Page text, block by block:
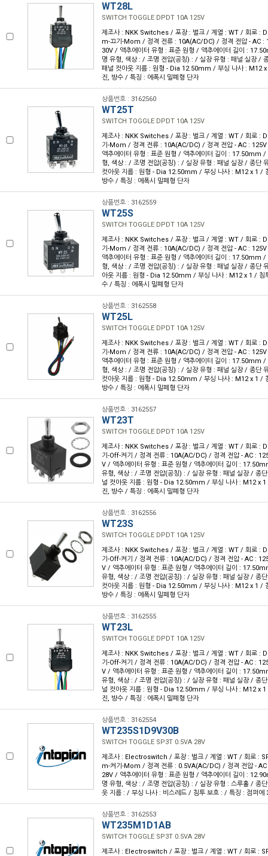
WT28L
SWITCH TOGGLE DPDT 10A 125V
제조사 : NKK Switches / 포장 : 벌크 / 계열 : WT / 회로 :
m-끄기-Mom / 정격 전류 : 10A(AC/DC) / 정격 전압 - AC :
30V / 액추에이터 유형 : 표준 원형 / 액추에이터 길이 :
명 유형, 색상 : / 조명 전압(공칭) : / 실장 유형 : 패널 실장 /
패널 컷아웃 지름 : 원형 - Dia 12.50mm / 부싱 나사 : M12
진, 방수 / 특징 : 에폭시 밀폐형 단자
상품번호 : 3162560
WT25T
SWITCH TOGGLE DPDT 10A 125V
제조사 : NKK Switches / 포장 : 벌크 / 계열 : WT / 회로 :
기-Mom / 정격 전류 : 10A(AC/DC) / 정격 전압 - AC :
액추에이터 유형 : 표준 원형 / 액추에이터 길이 : 17.50mm
형, 색상 : / 조명 전압(공칭) : / 실장 유형 : 패널 실장 / 종단
컷아웃 지름 : 원형 - Dia 12.50mm / 부싱 나사 : M12 x 1 /
방수 / 특징 : 에폭시 밀폐형 단자
상품번호 : 3162559
WT25S
SWITCH TOGGLE DPDT 10A 125V
제조사 : NKK Switches / 포장 : 벌크 / 계열 : WT / 회로 :
기-Mom / 정격 전류 : 10A(AC/DC) / 정격 전압 - AC :
액추에이터 유형 : 표준 원형 / 액추에이터 길이 : 17.50mm
형, 색상 : / 조명 전압(공칭) : / 실장 유형 : 패널 실장 / 종단
아웃 지름 : 원형 - Dia 12.50mm / 부싱 나사 : M12 x 1 / 침
수 / 특징 : 에폭시 밀폐형 단자
상품번호 : 3162558
WT25L
SWITCH TOGGLE DPDT 10A 125V
제조사 : NKK Switches / 포장 : 벌크 / 계열 : WT / 회로 :
기-Mom / 정격 전류 : 10A(AC/DC) / 정격 전압 - AC :
액추에이터 유형 : 표준 원형 / 액추에이터 길이 : 17.50mm
형, 색상 : / 조명 전압(공칭) : / 실장 유형 : 패널 실장 / 종단
컷아웃 지름 : 원형 - Dia 12.50mm / 부싱 나사 : M12 x 1 /
방수 / 특징 : 에폭시 밀폐형 단자
상품번호 : 3162557
WT23T
SWITCH TOGGLE DPDT 10A 125V
제조사 : NKK Switches / 포장 : 벌크 / 계열 : WT / 회로 :
기-Off-켜기 / 정격 전류 : 10A(AC/DC) / 정격 전압 - AC :
V / 액추에이터 유형 : 표준 원형 / 액추에이터 길이 :
유형, 색상 : / 조명 전압(공칭) : / 실장 유형 : 패널 실장 / 종
널 컷아웃 지름 : 원형 - Dia 12.50mm / 부싱 나사 : M12 x
진, 방수 / 특징 : 에폭시 밀폐형 단자
상품번호 : 3162556
WT23S
SWITCH TOGGLE DPDT 10A 125V
제조사 : NKK Switches / 포장 : 벌크 / 계열 : WT / 회로 :
기-Off-켜기 / 정격 전류 : 10A(AC/DC) / 정격 전압 - AC :
V / 액추에이터 유형 : 표준 원형 / 액추에이터 길이 :
유형, 색상 : / 조명 전압(공칭) : / 실장 유형 : 패널 실장 / 종
컷아웃 지름 : 원형 - Dia 12.50mm / 부싱 나사 : M12 x 1 /
방수 / 특징 : 에폭시 밀폐형 단자
상품번호 : 3162555
WT23L
SWITCH TOGGLE DPDT 10A 125V
제조사 : NKK Switches / 포장 : 벌크 / 계열 : WT / 회로 :
기-Off-켜기 / 정격 전류 : 10A(AC/DC) / 정격 전압 - AC :
V / 액추에이터 유형 : 표준 원형 / 액추에이터 길이 :
유형, 색상 : / 조명 전압(공칭) : / 실장 유형 : 패널 실장 / 종
널 컷아웃 지름 : 원형 - Dia 12.50mm / 부싱 나사 : M12 x
진, 방수 / 특징 : 에폭시 밀폐형 단자
상품번호 : 3162554
WT235S1D9V30B
SWITCH TOGGLE SP3T 0.5VA 28V
제조사 : Electroswitch / 포장 : 벌크 / 계열 : WT / 회로 :
m-켜기-Mom / 정격 전류 : 0.5VA(AC/DC) / 정격 전압 -
28V / 액추에이터 유형 : 표준 원형 / 액추에이터 길이 :
명 유형, 색상 : / 조명 전압(공칭) : / 실장 유형 : 스루홀 / 종
웃 지름 : / 부싱 나사 : 비스레드 / 침투 보호 : / 특징 : 점퍼에
상품번호 : 3162553
WT235M1D1AB
SWITCH TOGGLE SP3T 0.5VA 28V
제조사 : Electroswitch / 포장 : 벌크 / 계열 : WT / 회로 :